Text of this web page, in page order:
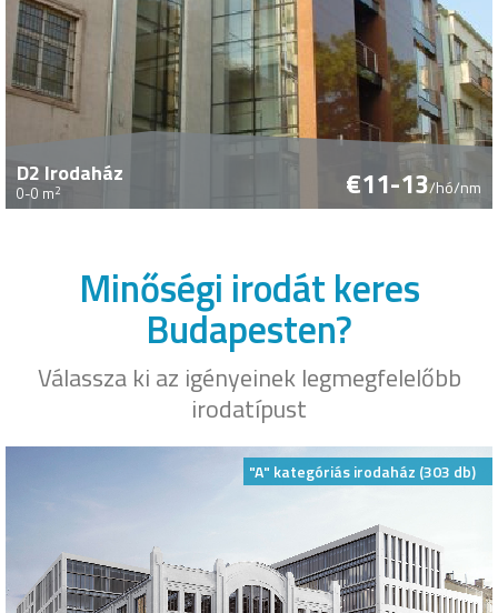
D2 Irodaház
0-0 m2 €11-13/hó/nm
Minőségi irodát keres
Budapesten?
Válassza ki az igényeinek legmegfelelőbb
irodatípust
"A" kategóriás irodaház (303 db)